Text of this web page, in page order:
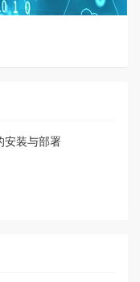
安装与部署